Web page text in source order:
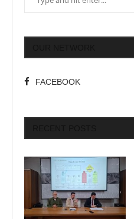
FACEBOOK